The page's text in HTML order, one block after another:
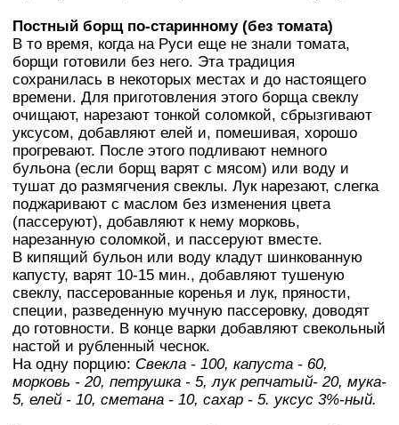
Постный борщ по-старинному (без томата)
В то время, когда на Руси еще не знали томата,
борщи готовили без него. Эта традиция
сохранилась в некоторых местах и до настоящего
времени. Для приготовления этого борща свеклу
очищают, нарезают тонкой соломкой, сбрызгивают
уксусом, добавляют елей и, помешивая, хорошо
прогревают. После этого подливают немного
бульона (если борщ варят с мясом) или воду и
тушат до размягчения свеклы. Лук нарезают, слегка
поджаривают с маслом без изменения цвета
(пассеруют), добавляют к нему морковь,
нарезанную соломкой, и пассеруют вместе.
В кипящий бульон или воду кладут шинкованную
капусту, варят 10-15 мин., добавляют тушеную
свеклу, пассерованные коренья и лук, пряности,
специи, разведенную мучную пассеровку, доводят
до готовности. В конце варки добавляют свекольный
настой и рубленный чеснок.
На одну порцию: Свекла - 100, капуста - 60,
морковь - 20, петрушка - 5, лук репчатый- 20, мука-
5, елей - 10, сметана - 10, сахар - 5. уксус 3%-ный.